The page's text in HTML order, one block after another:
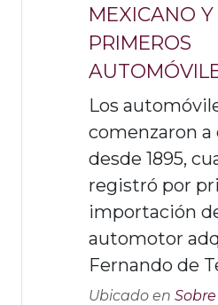
MEXICANO Y
PRIMEROS
Los
comenzaron a
desde 1895,
registró por
importación
automotor
Fernando de
Ubicado en